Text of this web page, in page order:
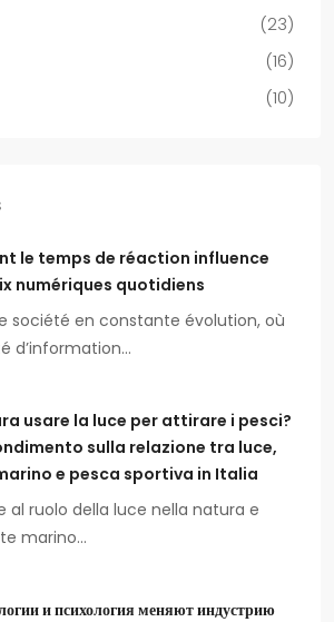
(23)
(16)
(10)
le temps de réaction influence
numériques quotidiens
société en constante évolution, où
d’information…
usare la luce per attirare i pesci?
sulla relazione tra luce,
e pesca sportiva in Italia
al ruolo della luce nella natura e
marino…
и психология меняют индустрию